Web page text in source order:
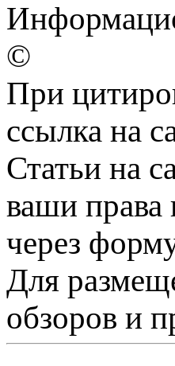
©
При
ссылка на
Статьи на
ваши права
через
Для
обзоров и